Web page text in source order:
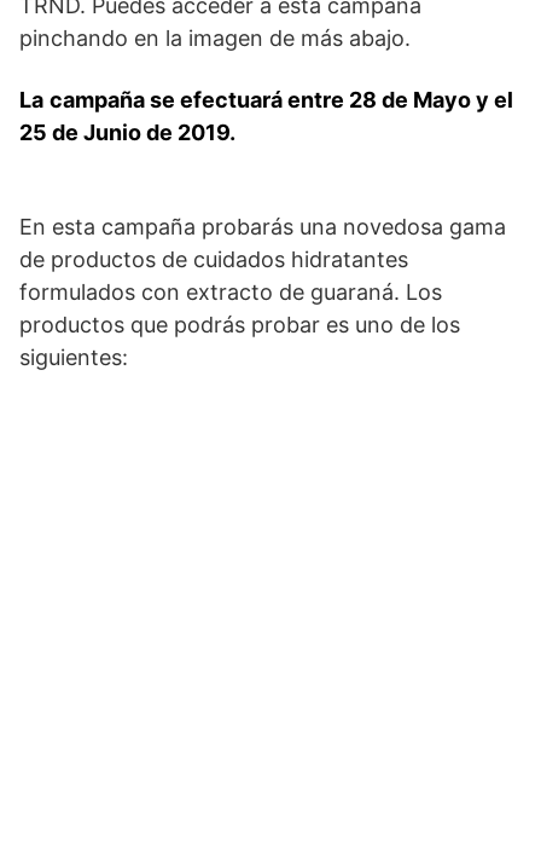
pinchando en la imagen de más abajo.
La campaña se efectuará entre 28 de Mayo y el
25 de Junio de 2019.
En esta campaña probarás una novedosa gama
de productos de cuidados hidratantes
formulados con extracto de guaraná. Los
productos que podrás probar es uno de los
siguientes: